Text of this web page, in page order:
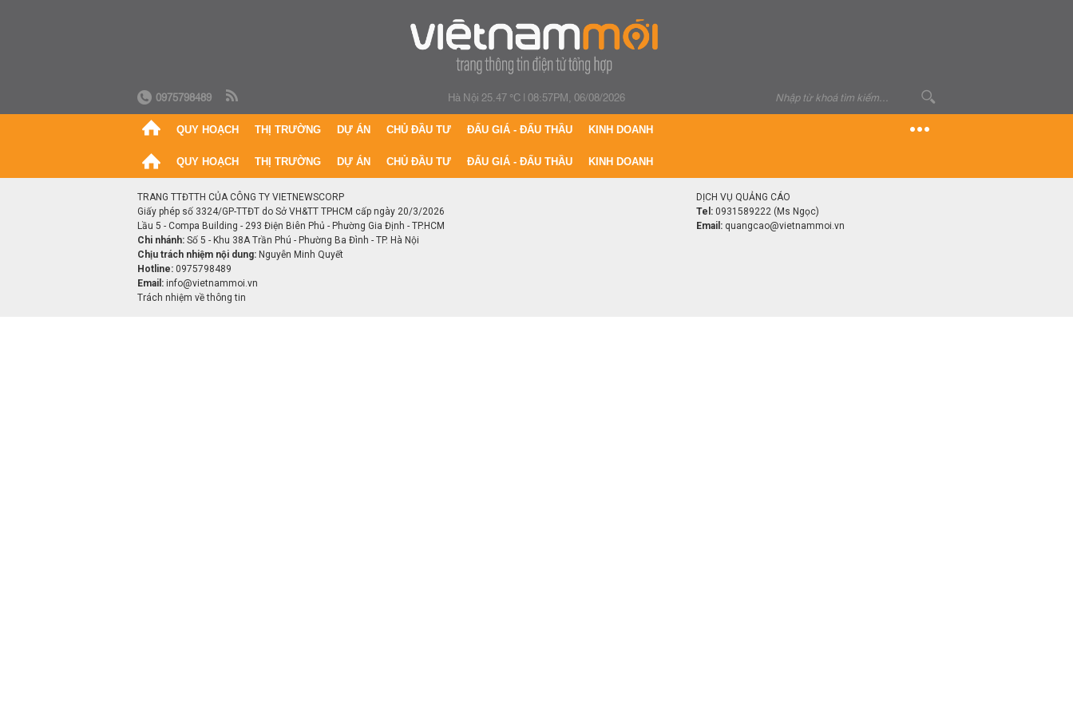
0975798489 Hà Nội 25.47 °C|08:57PM, 06/08/2026
QUY HOẠCH THỊ TRƯỜNG DỰ ÁN CHỦ ĐẦU TƯ ĐẤU GIÁ - ĐẤU THẦU KINH DOANH
QUY HOẠCH THỊ TRƯỜNG DỰ ÁN CHỦ ĐẦU TƯ ĐẤU GIÁ - ĐẤU THẦU KINH DOANH
TRANG TTĐTTH CỦA CÔNG TY VIETNEWSCORP
Giấy phép số 3324/GP-TTĐT do Sở VH&TT TPHCM cấp ngày 20/3/2026
Lầu 5 - Compa Building - 293 Điện Biên Phủ - Phường Gia Định - TP.HCM
Chi nhánh: Số 5 - Khu 38A Trần Phú - Phường Ba Đình - TP. Hà Nội
Chịu trách nhiệm nội dung: Nguyễn Minh Quyết
Hotline: 0975798489
Email: info@vietnammoi.vn
Trách nhiệm về thông tin
DỊCH VỤ QUẢNG CÁO
Tel: 0931589222 (Ms Ngọc)
Email: quangcao@vietnammoi.vn